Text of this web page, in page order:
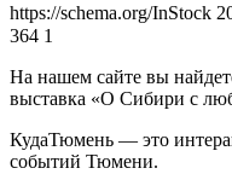
https://schema.org/InStock
364 1
На нашем сайте вы
выставка «О Сибири с
КудаТюмень — это
событий Тюмени.